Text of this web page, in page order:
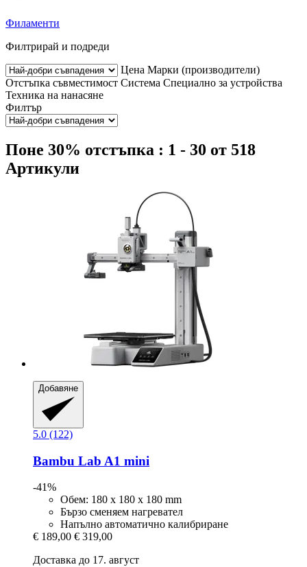
Филаменти
Филтрирай и подреди
Цена Марки (производители)
Отстъпка съвместимост Система Специално за устройства
Техника на нанасяне
Филтър
Поне 30% отстъпка : 1 - 30 от 518
Артикули
Добавяне
5.0 (122)
Bambu Lab A1 mini
-41%
Обем: 180 x 180 x 180 mm
Бързо сменяем нагревател
Напълно автоматично калибриране
€ 189,00 € 319,00
Доставка до 17. август